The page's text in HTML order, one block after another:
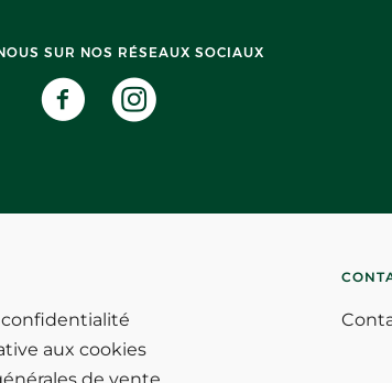
SUR NOS RÉSEAUX SOCIAUX
aux cookies
de vente